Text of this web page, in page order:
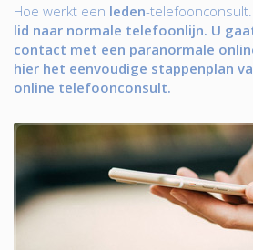
Hoe werkt een leden-telefoonconsult.
lid naar normale telefoonlijn. U
contact met een paranormale
hier het eenvoudige stappenplan
online telefoonconsult.